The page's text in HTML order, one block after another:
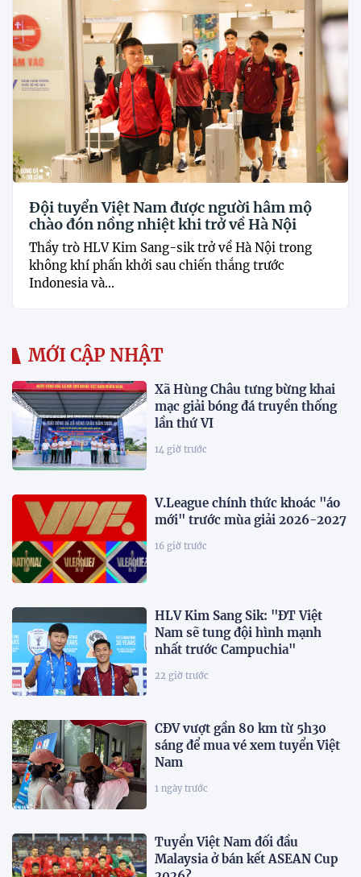
Đội tuyển Việt Nam được người hâm mộ
chào đón nồng nhiệt khi trở về Hà Nội
Thầy trò HLV Kim Sang-sik trở về Hà Nội trong
không khí phấn khởi sau chiến thắng trước
Indonesia và...
MỚI CẬP NHẬT
Xã Hùng Châu tưng bừng khai
mạc giải bóng đá truyền thống
lần thứ VI
14 giờ trước
V.League chính thức khoác "áo
mới" trước mùa giải 2026-2027
16 giờ trước
HLV Kim Sang Sik: "ĐT Việt
Nam sẽ tung đội hình mạnh
nhất trước Campuchia"
22 giờ trước
CĐV vượt gần 80 km từ 5h30
sáng để mua vé xem tuyển Việt
Nam
1 ngày trước
Tuyển Việt Nam đối đầu
Malaysia ở bán kết ASEAN Cup